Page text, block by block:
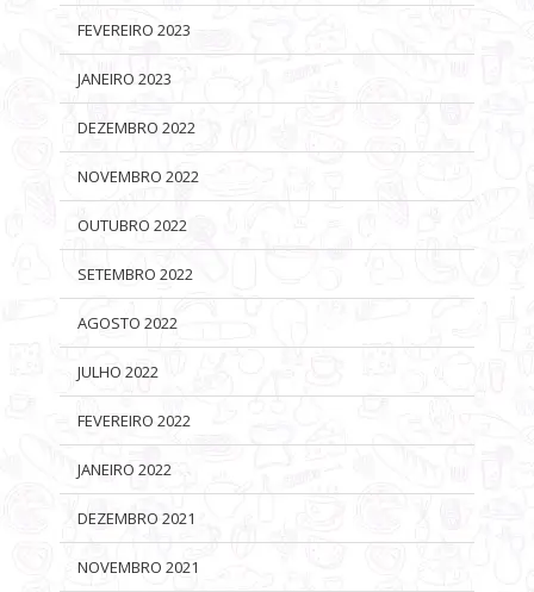
FEVEREIRO 2023
JANEIRO 2023
DEZEMBRO 2022
NOVEMBRO 2022
OUTUBRO 2022
SETEMBRO 2022
AGOSTO 2022
JULHO 2022
FEVEREIRO 2022
JANEIRO 2022
DEZEMBRO 2021
NOVEMBRO 2021